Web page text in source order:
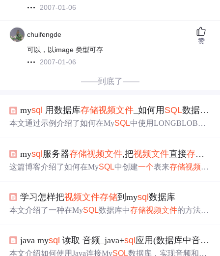
2007-01-06
chuifengde
可以，以image 类型可存
2007-01-06
赞
——到底了——
mysql 用数据库存储视频文件 _如何用 SQL数据库存放视频
本文通过示例介绍了如何在MySQL中使用LONGBLOB、
如此，作者建议使用文件路径存储视频文件以降低磁盘空
间占用和提高操作便利性。
mysql服务器存储视频文件,把视频文件直接存储
这篇博客介绍了如何在MySQL中创建一个表来存储视频文
FILE函数将视频文件导入数据库。请注意，不使用LONG
BLOB可能会导致错误。
学习怎样把视频文件存储到mysql数据库
本文介绍了一种在MySQL数据库中存储视频文件的方法，
java mysql 读取 音频_java+sql应用(数据库中音频,
本文介绍如何使用Java连接MySQL数据库，实现音频和视